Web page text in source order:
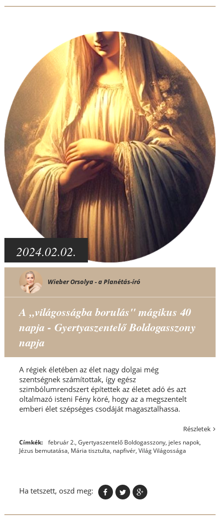
2024.02.02.
Wieber Orsolya - a Planétás-író
A „világosságba borulás" mágikus 40
napja - Gyertyaszentelő Boldogasszony
napja
A régiek életében az élet nagy dolgai még
szentségnek számítottak, így egész
szimbólumrendszert építettek az életet adó és azt
oltalmazó isteni Fény köré, hogy az a megszentelt
emberi élet szépséges csodáját magasztalhassa.
Részletek
Címkék: február 2., Gyertyaszentelő Boldogasszony, jeles napok,
Jézus bemutatása, Mária tisztulta, napfivér, Világ Világossága
Ha tetszett, oszd meg: